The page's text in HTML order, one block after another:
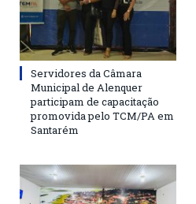
Servidores da Câmara
Municipal de Alenquer
participam de capacitação
promovida pelo TCM/PA em
Santarém